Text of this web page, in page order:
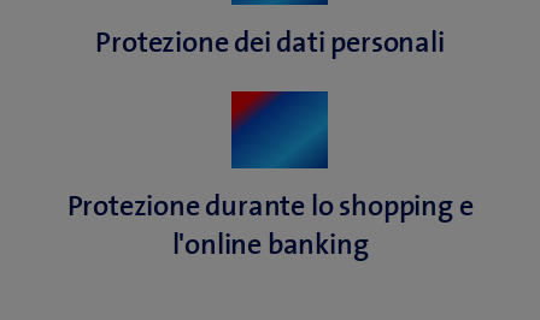
Protezione deidati personali
Protezione durante loshopping e
l'online banking